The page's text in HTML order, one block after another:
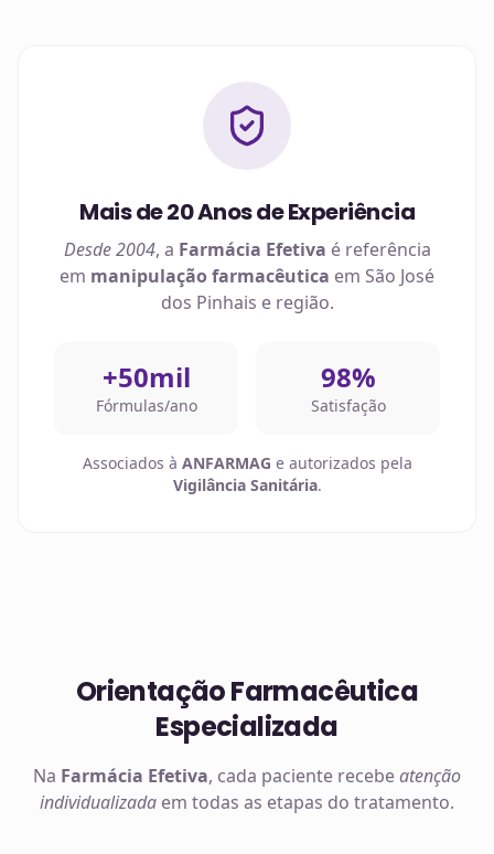
Mais de 20 Anos de Experiência
Desde 2004, a Farmácia Efetiva é referência
em manipulação farmacêutica em São José
dos Pinhais e região.
+50mil
Fórmulas/ano
98%
Satisfação
Associados à ANFARMAG e autorizados pela
Vigilância Sanitária.
Orientação Farmacêutica
Especializada
Na Farmácia Efetiva, cada paciente recebeatenção
individualizada em todas as etapas do tratamento.